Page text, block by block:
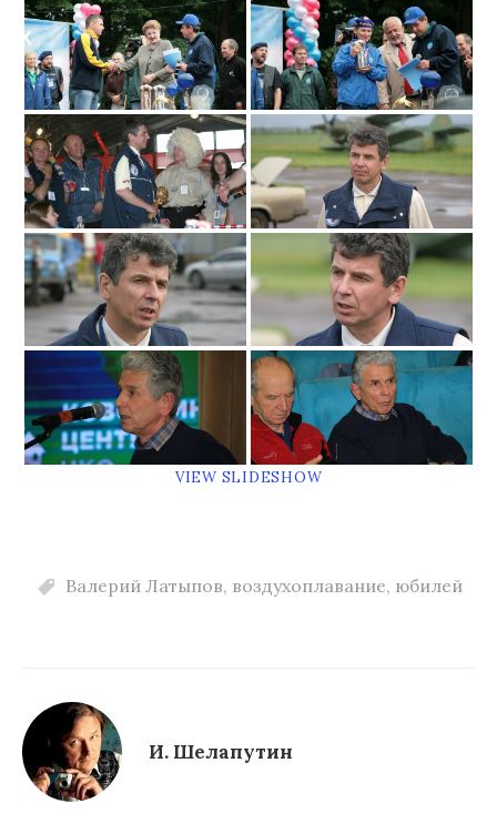
VIEW SLIDESHOW
Валерий Латыпов, воздухоплавание, юбилей
И. Шелапутин